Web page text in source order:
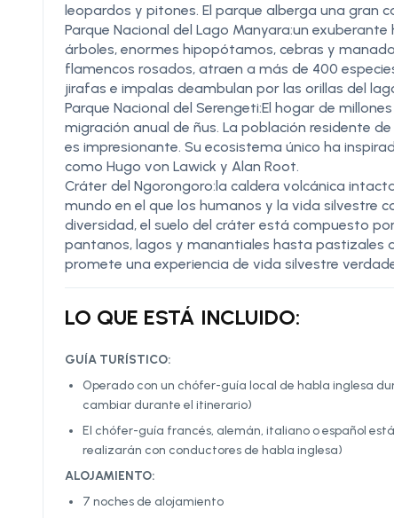
leopardos y pitones. El parque alberga una gran
Parque Nacional del Lago Manyara:un
árboles, enormes hipopótamos, cebras y
flamencos rosados, atraen a más de 400
jirafas e impalas deambulan por las orillas del
Parque Nacional del Serengeti:El hogar de
migración anual de ñus. La población residente
es impresionante. Su ecosistema único ha
como Hugo von Lawick y Alan Root.
Cráter del Ngorongoro:la caldera volcánica
mundo en el que los humanos y la vida
diversidad, el suelo del cráter está compuesto
pantanos, lagos y manantiales hasta pastizales
promete una experiencia de vida silvestre
LO QUE ESTÁ INCLUIDO:
GUÍA TURÍSTICO:
Operado con un chófer-guía local de habla inglesa
cambiar durante el itinerario)
El chófer-guía francés, alemán, italiano o español
realizarán con conductores de habla inglesa)
ALOJAMIENTO:
7 noches de alojamiento